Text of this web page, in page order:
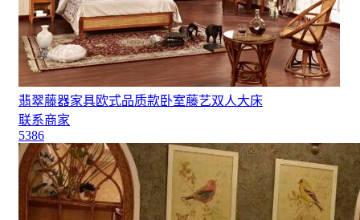
翡翠藤器家具欧式品质款卧室藤艺双人大床
联系商家
5386